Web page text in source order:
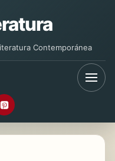
Contemporánea